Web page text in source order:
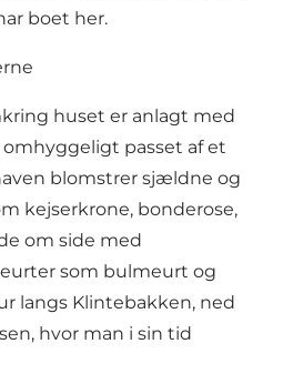
boet her.
huset er anlagt med
passet af et
blomstrer sjældne og
kejserkrone, bonderose,
om side med
som bulmeurt og
langs Klintebakken, ned
hvor man i sin tid